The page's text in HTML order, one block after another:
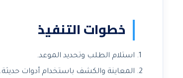
خطوات التنفيذ
استلام الطلب وتحديد الموعد.
المعاينة والكشف باستخدام أدوات حديثة.